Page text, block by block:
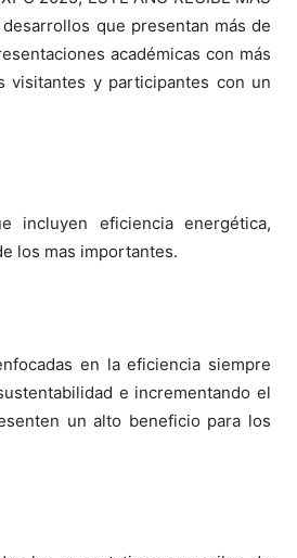
que presentan más de
académicas con más
visitantes y participantes con un
incluyen eficiencia energética,
los mas importantes.
en la eficiencia siempre
e incrementando el
un alto beneficio para los